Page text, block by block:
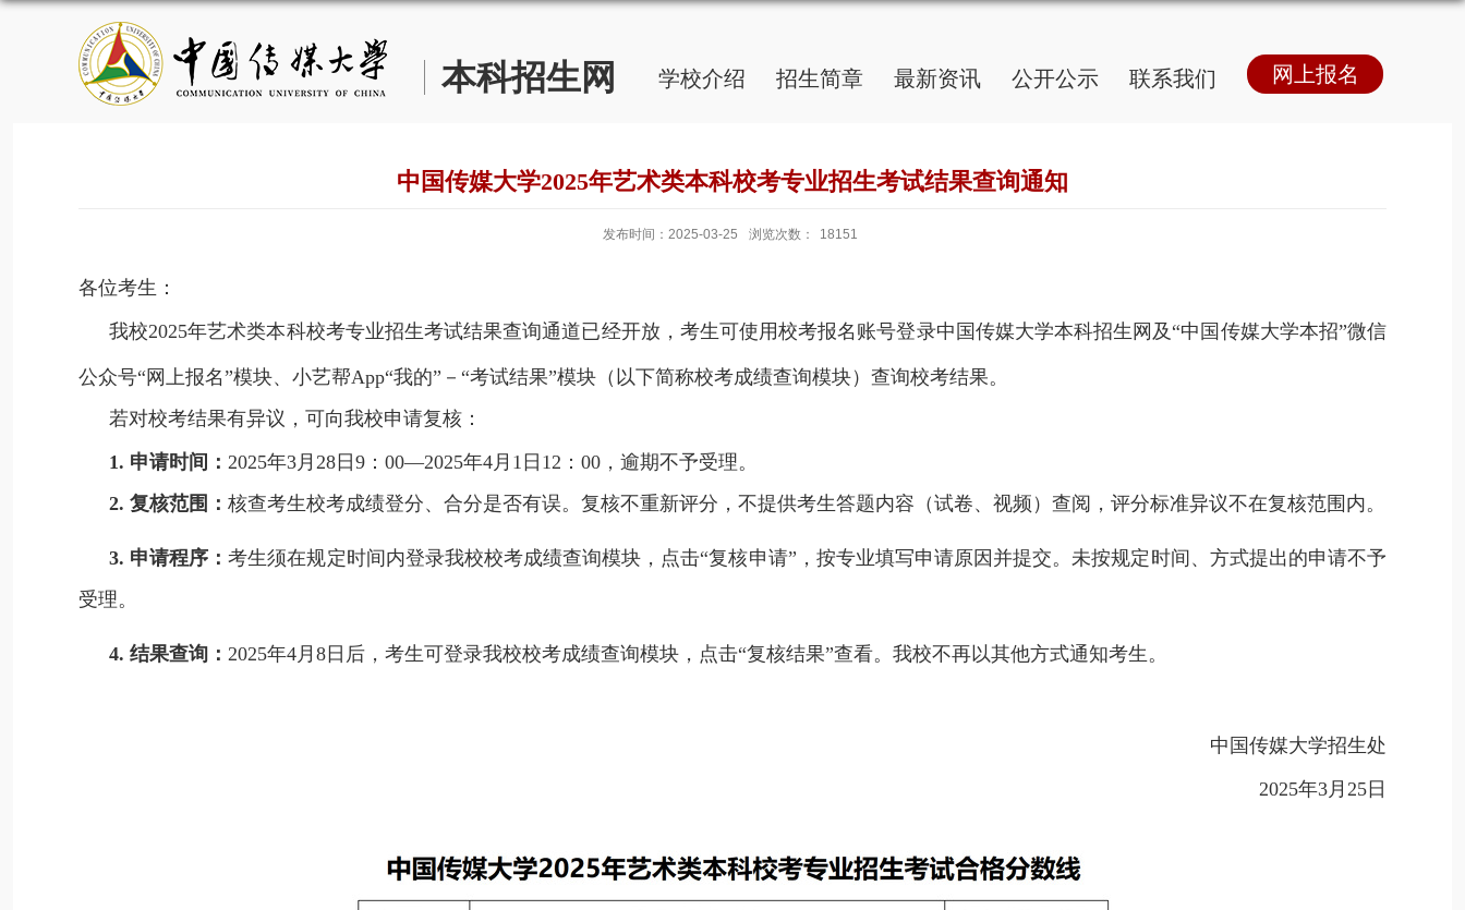
本科招生网 学校介绍 招生简章 最新资讯 公开公示 联系我们 网上报名
中国传媒大学2025年艺术类本科校考专业招生考试结果查询通知
发布时间：2025-03-25 浏览次数： 18151
各位考生：
我校2025年艺术类本科校考专业招生考试结果查询通道已经开放，考生可使用校考报名账号登录中国传媒大学本科招生网及 “中国传媒大学本招”微信
公众号“网上报名”模块、小艺帮App“我的” － “考试结果”模块 （ 以下简称校考成绩查询模块） 查询校考结果。
若对校考结果有异议，可向我校申请复核 ：
1. 申请时间： 2025年3月 28 日 9 ： 00—2025年4月 1 日 12 ： 00 ，逾期不予受理。
2. 复核范围： 核查考生校考成绩登分、 合分是否有误。 复核不重新评分，不提供考生答题内容 （试卷、视频）查阅 ， 评分标准异议不在复核范围内。
3. 申请程序：考生须在规定时间内登录我校校考成绩查询模块 ， 点击“复核申请”，按专业填写申请原因并提交。未按规定时间、方式提出的申请不予
受理。
4. 结果查询： 2025年4月 8 日 后，考生可登录我校校考成绩查询模块 ， 点击“复核结果”查看。我校不再以其他方式通知考生。
中国传媒大学招生处
2025年3月 25 日